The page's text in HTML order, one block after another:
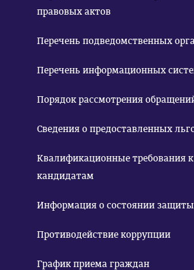
правовых актов
Перечень подведомственных
Перечень информационных
Порядок рассмотрения
Сведения о предоставленных
Квалификационные требования к
кандидатам
Информация о состоянии
Противодействие коррупции
График приема граждан